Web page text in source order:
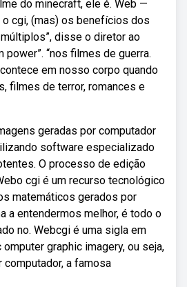
do minecraft, ele é. Web —
o cgi, (mas) os benefícios dos
disse o diretor ao
power”. “nos filmes de guerra.
em nosso corpo quando
filmes de terror, romances e
geradas por computador
software especializado
O processo de edição
cgi é um recurso tecnológico
matemáticos gerados por
a entendermos melhor, é todo o
no. Webcgi é uma sigla em
graphic imagery, ou seja,
a famosa